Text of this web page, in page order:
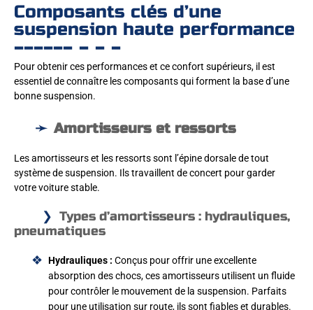
Composants clés d’une
suspension haute performance
Pour obtenir ces performances et ce confort supérieurs, il est
essentiel de connaître les composants qui forment la base d’une
bonne suspension.
Amortisseurs et ressorts
Les amortisseurs et les ressorts sont l’épine dorsale de tout
système de suspension. Ils travaillent de concert pour garder
votre voiture stable.
Types d’amortisseurs : hydrauliques,
pneumatiques
Hydrauliques : Conçus pour offrir une excellente
absorption des chocs, ces amortisseurs utilisent un fluide
pour contrôler le mouvement de la suspension. Parfaits
pour une utilisation sur route, ils sont fiables et durables.